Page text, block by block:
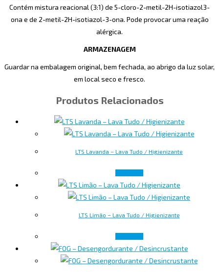
Contém mistura reacional (3:1) de 5-cloro-2-metil-2H-isotiazol3-
ona e de 2-metil-2H-isotiazol-3-ona. Pode provocar uma reação
alérgica.
ARMAZENAGEM
Guardar na embalagem original, bem fechada, ao abrigo da luz solar,
em local seco e fresco.
Produtos Relacionados
LTS Lavanda – Lava Tudo / Higienizante
LTS Limão – Lava Tudo / Higienizante